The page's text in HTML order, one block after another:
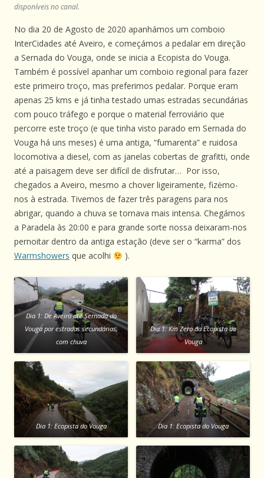
disponíveis no canal.
No dia 20 de Agosto de 2020 apanhámos um comboio
InterCidades até Aveiro, e começámos a pedalar em direção
a Sernada do Vouga, onde se inicia a Ecopista do Vouga.
Também é possível apanhar um comboio regional para fazer
este primeiro troço, mas preferimos pedalar. Porque eram
apenas 25 kms e já tinha testado umas estradas secundárias
com pouco tráfego e porque o material ferroviário que
percorre este troço (e que tinha visto parado em Sernada do
Vouga há uns meses) é uma antiga, “fumarenta” e ruidosa
locomotiva a diesel, com as janelas cobertas de grafitti, onde
até a paisagem deve ser difícil de disfrutar… Por isso,
chegados a Aveiro, mesmo a chover ligeiramente, fizėmo-
nos à estrada. Tivemos de fazer três paragens para nos
abrigar, quando a chuva se tornava mais intensa. Chegámos
a Paradela às 20:00 e para grande sorte nossa deixaram-nos
pernoitar dentro da antiga estação (deve ser o “karma” dos
Warmshowers que acolhi ).
Dia 1: De Aveiro até Sernada do
Vouga por estradas secundárias,
com chuva
Dia 1: Km Zero da Ecopista do
Vouga
Dia 1: Ecopista do Vouga Dia 1: Ecopista do Vouga